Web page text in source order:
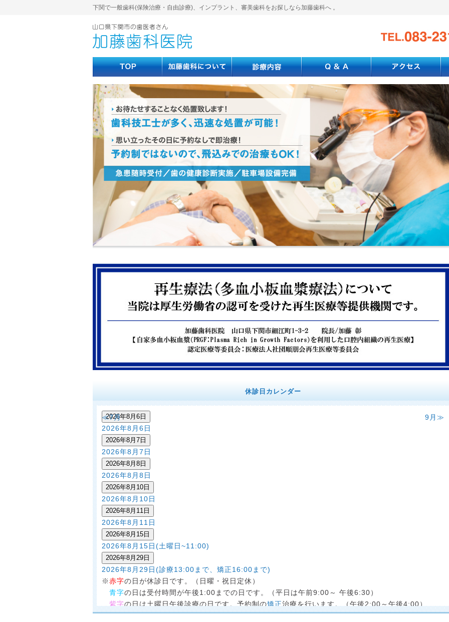
下関で一般歯科(保険治療・自由診療)、インプラント、審美歯科をお探しなら加藤歯科へ 。
安心して治療を受けて頂ける歯科医院です。患者様の口腔内をむし歯や歯周病から守ります。また、イン
ラントや審美治療も多くのお客様にご満足いただいています。
休診日カレンダー
≪7月 9月≫
2026年8月6日
2026年8月6日
2026年8月7日
2026年8月7日
2026年8月8日
2026年8月8日
2026年8月10日
2026年8月10日
2026年8月11日
2026年8月11日
2026年8月15日
2026年8月15日(土曜日~11:00)
2026年8月29日
2026年8月29日(診療13:00まで、矯正16:00まで)
※赤字の日が休診日です。（日曜・祝日定休）
青字の日は受付時間が午後1:00までの日です。（平日は午前9:00～ 午後6:30）
紫字の日は土曜日午後診療の日です。予約制の矯正治療を行います。（午後2:00～午後4:00）
※注2の日は診療時間が午前9:00〜午後1:00まで、矯正治療は午後2:00〜4:00の日です。